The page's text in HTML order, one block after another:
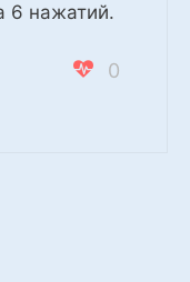
6 нажатий.
0